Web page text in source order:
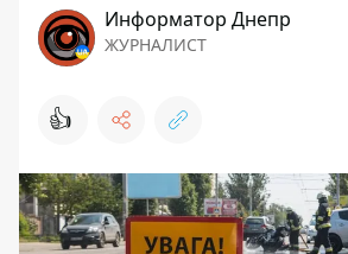
Информатор Днепр
ЖУРНАЛИСТ
👍